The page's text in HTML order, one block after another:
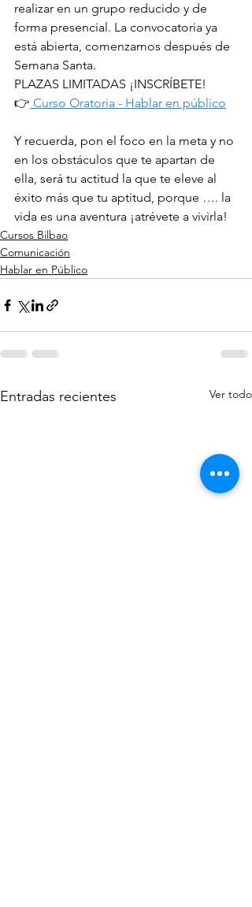
realizar en un grupo reducido y de
forma presencial. La convocatoria ya
está abierta, comenzamos después de
Semana Santa.
PLAZAS LIMITADAS ¡INSCRÍBETE!
👉 Curso Oratoria - Hablar en público
Y recuerda, pon el foco en la meta y no
en los obstáculos que te apartan de
ella, será tu actitud la que te eleve al
éxito más que tu aptitud, porque …. la
vida es una aventura ¡atrévete a vivirla!
Cursos Bilbao
Comunicación
Hablar en Público
Entradas recientes Ver todo